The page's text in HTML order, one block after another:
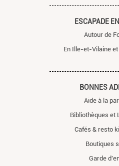
ESCAPADE
Autour de
En Ille-et-Vilaine
BONNES
Aide à la
Bibliothèques et
Cafés & resto
Boutiques
Garde